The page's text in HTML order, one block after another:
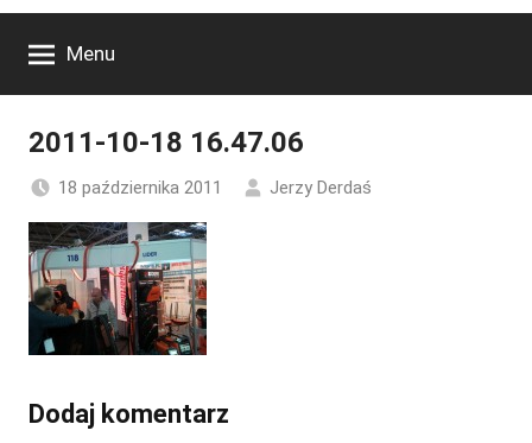
Menu
2011-10-18 16.47.06
18 października 2011 Jerzy Derdaś
Dodaj komentarz